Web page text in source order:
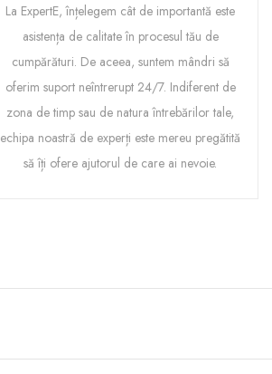
La ExpertE, înțelegem cât de importantă este
asistența de calitate în procesul tău de
cumpărături. De aceea, suntem mândri să
oferim suport neîntrerupt 24/7. Indiferent de
zona de timp sau de natura întrebărilor tale,
echipa noastră de experți este mereu pregătită
să îți ofere ajutorul de care ai nevoie.